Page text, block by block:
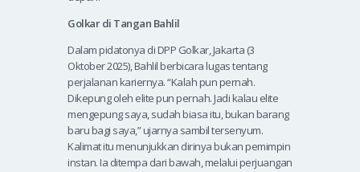
Golkar di Tangan Bahlil
Dalam pidatonya di DPP Golkar, Jakarta (3
Oktober 2025), Bahlil berbicara lugas tentang
perjalanan kariernya. “Kalah pun pernah.
Dikepung oleh elite pun pernah. Jadi kalau elite
mengepung saya, sudah biasa itu, bukan barang
baru bagi saya,” ujarnya sambil tersenyum.
Kalimat itu menunjukkan dirinya bukan pemimpin
instan. Ia ditempa dari bawah, melalui perjuangan